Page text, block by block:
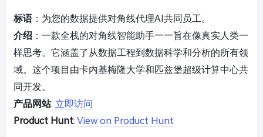
标语：为您的数据提供对角线代理AI共同员工。
介绍 ：一款全栈的对角线智能助手——旨在像真实人类一
样思考。它涵盖了从数据工程到数据科学和分析的所有领
域。这个项目由卡内基梅隆大学和匹兹堡超级计算中心共
同开发。
产品网站: 立即访问
Product Hunt: View on Product Hunt